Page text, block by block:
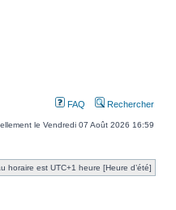
FAQ Rechercher
le Vendredi 07 Août 2026 16:59
horaire est UTC+1 heure [Heure d’été]